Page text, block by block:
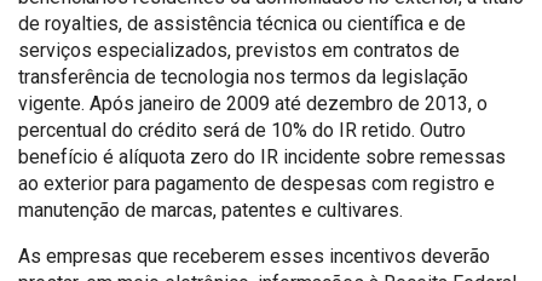
de royalties, de assistência técnica ou científica e de
serviços especializados, previstos em contratos de
transferência de tecnologia nos termos da legislação
vigente. Após janeiro de 2009 até dezembro de 2013, o
percentual do crédito será de 10% do IR retido. Outro
benefício é alíquota zero do IR incidente sobre remessas
ao exterior para pagamento de despesas com registro e
manutenção de marcas, patentes e cultivares.
As empresas que receberem esses incentivos deverão